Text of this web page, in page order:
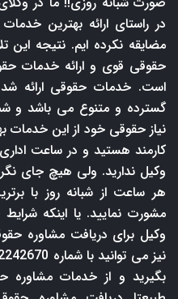
در راستای ارائه بهترین
مضایقه نکرده ایم. نتیجه
حقوقی قوی و ارائه خدمات
است. خدمات حقوقی ارائه
گسترده و متنوع می باشد و
نیاز حقوقی خود از این خدمات
کارمند هستید و در ساعت
وکیل ندارید. ولی هیچ جای
هر ساعت از شبانه روز با
مشورت نمایید. یا اینکه
وکیل برای دریافت مشاوره
بگیرید و از خدمات مشاوره